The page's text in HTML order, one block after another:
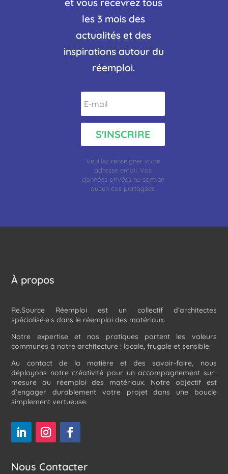
et vous recevrez tous
les 3 mois des
actualités et des
inspirations autour du
réemploi.
S'INSCRIRE
Veuillez renseigner votre
adresseemail.Vos
données privées ne sont en
aucun cas partagées.
À propos
Re.Source Réemploi est un collectif d’architectes
spécialisé·e·s dans le réemploi des matériaux.
Notre expertise et nos pratiques portent les valeurs
communes à notre architecture : locale, frugale et sensible.
Au contact de la matière et des savoir-faire, nous
déployons notre créativité pour un accompagnement sur-
mesure au réemploi des matériaux. Notre objectif est
d’engager durablement votre projet dans une boucle
simplement vertueuse.
Nous Contacter